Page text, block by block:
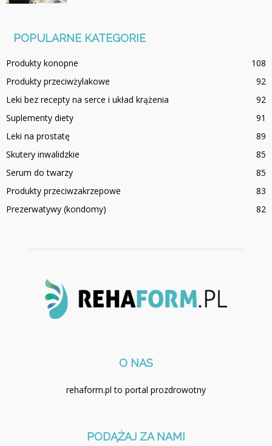
POPULARNE KATEGORIE
Produkty konopne
108
Produkty przeciwżylakowe
92
Leki bez recepty na serce i układ krążenia
92
Suplementy diety
91
Leki na prostatę
89
Skutery inwalidzkie
85
Serum do twarzy
85
Produkty przeciwzakrzepowe
83
Prezerwatywy (kondomy)
82
O NAS
rehaform.pl to portal prozdrowotny
PODĄŻAJ ZA NAMI